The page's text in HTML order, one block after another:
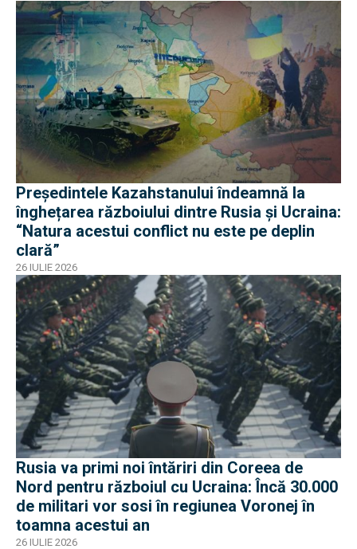
Președintele Kazahstanului îndeamnă la
înghețarea războiului dintre Rusia și Ucraina:
“Natura acestui conflict nu este pe deplin
clară”
26 IULIE 2026
Rusia va primi noi întăriri din Coreea de
Nord pentru războiul cu Ucraina: Încă 30.000
de militari vor sosi în regiunea Voronej în
toamna acestui an
26 IULIE 2026